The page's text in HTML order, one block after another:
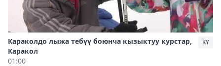
Караколдо лыжа тебүү боюнча кызыктуу курстар,
Каракол
01:00
KY